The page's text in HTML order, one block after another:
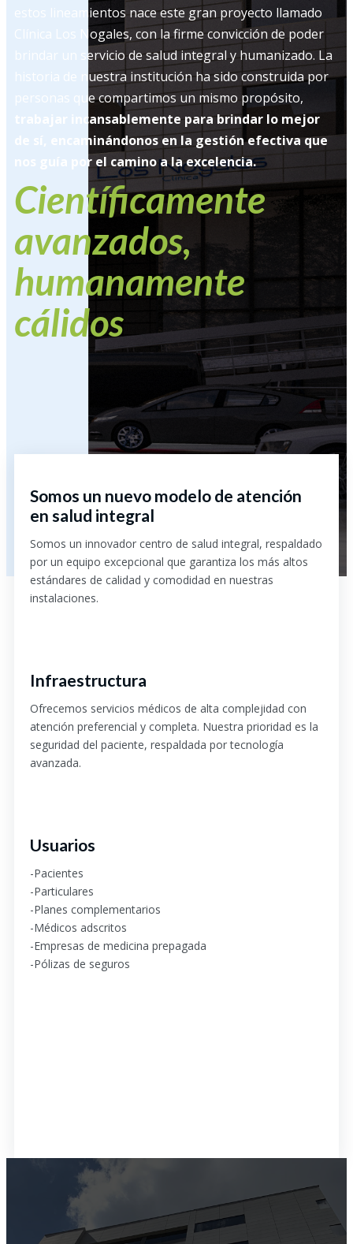
estos lineamientos nace este gran proyecto llamado
Clínica Los Nogales, con la firme convicción de poder
brindar un servicio de salud integral y humanizado. La
historia de nuestra institución ha sido construida por
personas que compartimos un mismo propósito,
trabajar incansablemente para brindar lo mejor
de sí, encaminándonos en la gestión efectiva que
nos guía por el camino a la excelencia.
Científicamente
avanzados,
humanamente
cálidos
Somos un nuevo modelo de atención
en salud integral
Somos un innovador centro de salud integral, respaldado
por un equipo excepcional que garantiza los más altos
estándares de calidad y comodidad en nuestras
instalaciones.
Infraestructura
Ofrecemos servicios médicos de alta complejidad con
atención preferencial y completa. Nuestra prioridad es la
seguridad del paciente, respaldada por tecnología
avanzada.
Usuarios
-Pacientes
-Particulares
-Planes complementarios
-Médicos adscritos
-Empresas de medicina prepagada
-Pólizas de seguros